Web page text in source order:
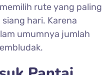
rute yang paling
hari. Karena
umumnya jumlah